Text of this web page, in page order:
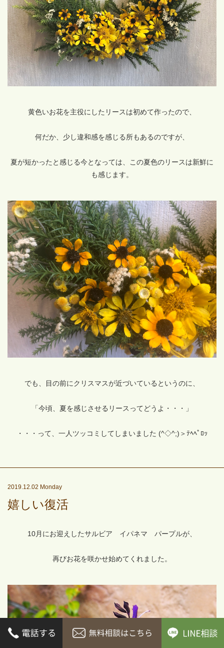
黄色いお花を主役にしたリースは初めて作ったので、
何だか、少し違和感を感じる所もあるのですが、
夏が短かったと感じる今となっては、この夏色のリースは新鮮に
も感じます。
でも、目の前にクリスマスが近づいているというのに、
「今頃、夏を感じさせるリースってどうよ・・・」
・・・って、一人ツッコミしてしまいました (^◇^;)＞ﾃﾍﾍﾟﾛｯ
2019.12.02 Monday
嬉しい復活
10月にお迎えしたサルビア イパネマ パープルが、
再びお花を咲かせ始めてくれました。